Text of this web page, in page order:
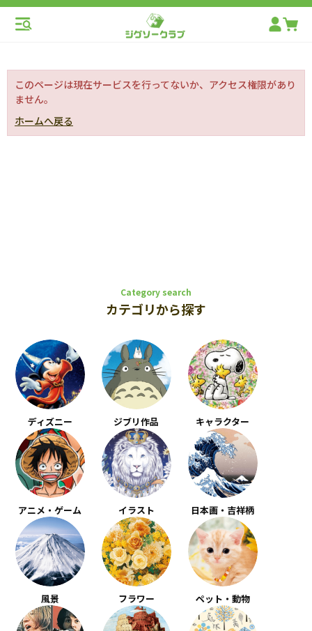
このページは現在サービスを行ってないか、アクセス権限があり
ません。
ホームへ戻る
Category search
カテゴリから探す
ディズニー ジブリ作品 キャラクター
アニメ・ゲーム イラスト 日本画・吉祥柄
風景 フラワー ペット・動物